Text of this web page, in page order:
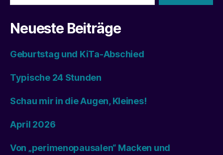
Neueste Beiträge
Geburtstag und KiTa-Abschied
Typische 24 Stunden
Schau mir in die Augen, Kleines!
April 2026
Von „perimenopausalen“ Macken und